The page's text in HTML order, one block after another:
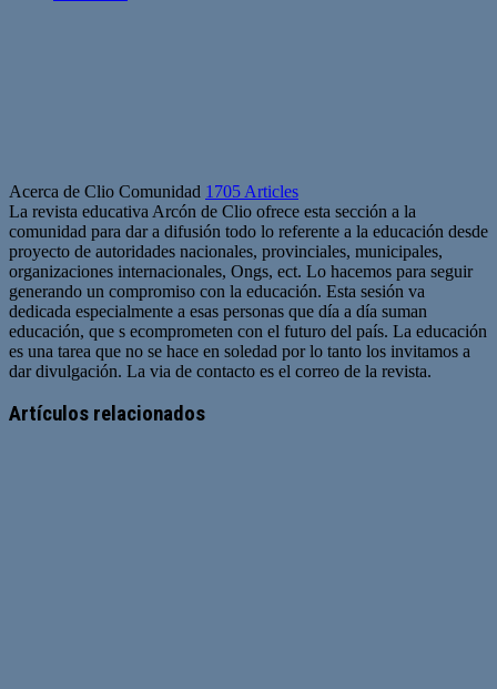
Acerca de Clio Comunidad 1705 Articles
La revista educativa Arcón de Clio ofrece esta sección a la
comunidad para dar a difusión todo lo referente a la educación desde
proyecto de autoridades nacionales, provinciales, municipales,
organizaciones internacionales, Ongs, ect. Lo hacemos para seguir
generando un compromiso con la educación. Esta sesión va
dedicada especialmente a esas personas que día a día suman
educación, que s ecomprometen con el futuro del país. La educación
es una tarea que no se hace en soledad por lo tanto los invitamos a
dar divulgación. La via de contacto es el correo de la revista.
web
Artículos relacionados